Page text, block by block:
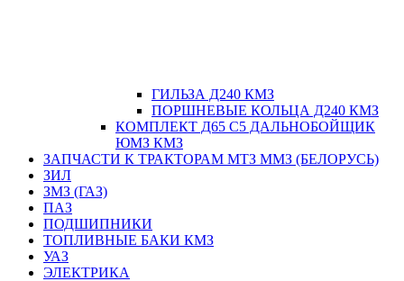
ГИЛЬЗА Д240 КМЗ
ПОРШНЕВЫЕ КОЛЬЦА Д240 КМЗ
КОМПЛЕКТ Д65 С5 ДАЛЬНОБОЙЩИК
ЮМЗ КМЗ
ЗАПЧАСТИ К ТРАКТОРАМ МТЗ ММЗ (БЕЛОРУСЬ)
ЗИЛ
ЗМЗ (ГАЗ)
ПАЗ
ПОДШИПНИКИ
ТОПЛИВНЫЕ БАКИ КМЗ
УАЗ
ЭЛЕКТРИКА